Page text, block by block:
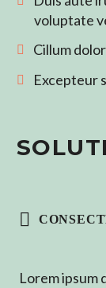
voluptate
Cillum
Excepteur
Lorem ipsum